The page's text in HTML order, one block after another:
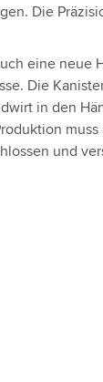
Die
eine neue
Die
in den
und